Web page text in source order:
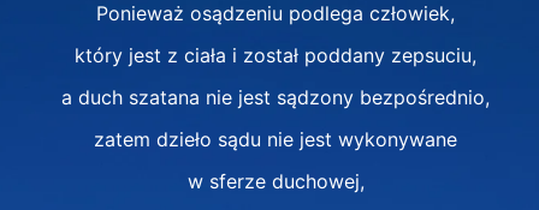
Ponieważ osądzeniu podlega człowiek,
który jest z ciała i został poddany zepsuciu,
a duch szatana nie jest sądzony bezpośrednio,
zatem dzieło sądu nie jest wykonywane
w sferze duchowej,